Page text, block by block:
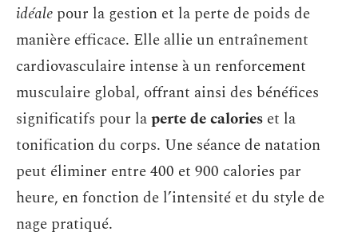
idéale pour la gestion et la perte de poids de
manière efficace. Elle allie un entraînement
cardiovasculaire intense à un renforcement
musculaire global, offrant ainsi des bénéfices
significatifs pour laperte de calories et la
tonification du corps. Une séance de natation
peut éliminer entre 400 et 900 calories par
heure, en fonction de l’intensité et du style de
nage pratiqué.